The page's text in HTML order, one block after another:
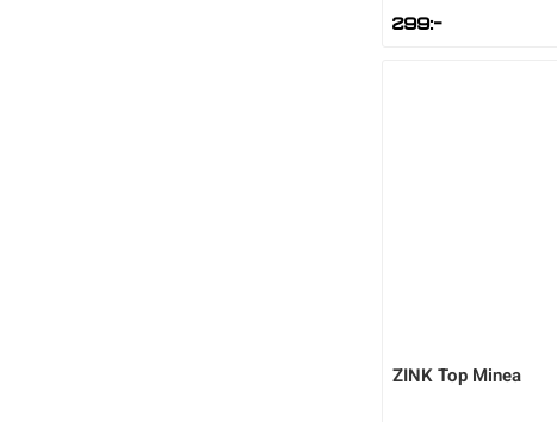
299:-
ZINKTop Minea